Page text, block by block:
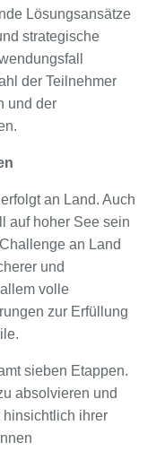
Lösungsansätze
strategische
der Teilnehmer
und der
an Land. Auch
auf hoher See sein
an Land
und
volle
zur Erfüllung
sieben Etappen.
absolvieren und
ihrer